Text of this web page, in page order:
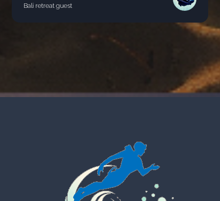
Bali retreat guest